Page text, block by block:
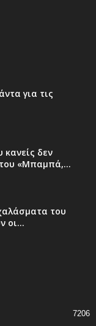
για τις
κανείς δεν
του «Μπαμπά,...
του
οι...
7206